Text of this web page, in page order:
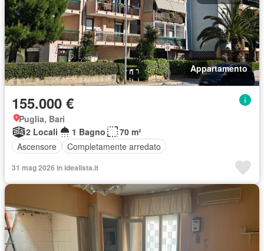
Appartamento
155.000 €
Puglia, Bari
2 Locali
1 Bagno
70 m²
Ascensore
Completamente arredato
31 mag 2026 in idealista.it